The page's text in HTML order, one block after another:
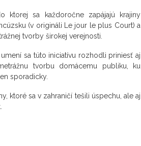
ktorej sa každoročne zapájajú krajiny
(v origináli Le jour le plus Court) a
tvorby širokej verejnosti.
sa túto iniciatívu rozhodli priniesť aj
tvorbu domácemu publiku, ku
sporadicky.
ktoré sa v zahraničí tešili úspechu, ale aj